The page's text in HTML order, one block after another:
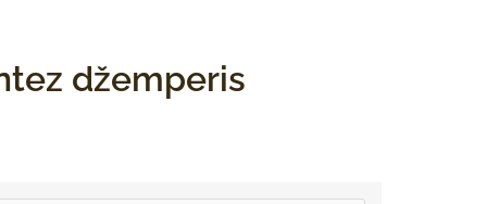
džemperis